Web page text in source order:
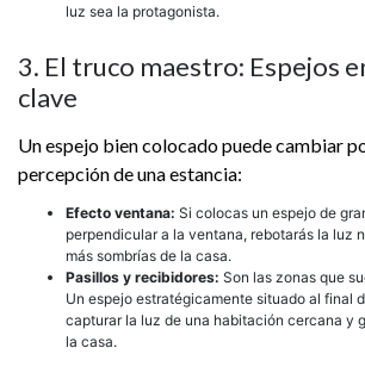
luz sea la protagonista.
3. El truco maestro: Espejos
clave
Un espejo bien colocado puede cambiar
percepción de una estancia:
Efecto ventana: Si colocas un espejo de
perpendicular a la ventana, rebotarás la luz
más sombrías de la casa.
Pasillos y recibidores: Son las zonas que
Un espejo estratégicamente situado al final
capturar la luz de una habitación cercana y
la casa.